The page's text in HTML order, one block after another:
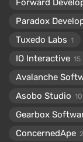
Forward
Paradox
Tuxedo Labs 1
IO Interactive 15
Avalanche
Asobo Studio 10
Gearbox
ConcernedApe 2